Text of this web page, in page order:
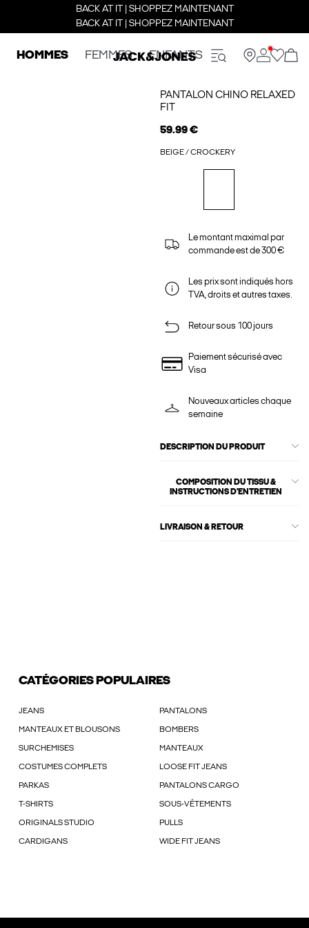
BACK AT IT | SHOPPEZ MAINTENANT
BACK AT IT | SHOPPEZ MAINTENANT
HOMMES FEMMES ENFANTS
PANTALON CHINO RELAXED
FIT
59.99 €
BEIGE / CROCKERY
Le montant maximal par
commande est de 300 €
Les prix sont indiqués hors
TVA, droits et autres taxes.
Retour sous 100 jours
Paiement sécurisé avec
Visa
Nouveaux articles chaque
semaine
DESCRIPTION DU PRODUIT
COMPOSITION DU TISSU &
INSTRUCTIONS D'ENTRETIEN
LIVRAISON & RETOUR
CATÉGORIES POPULAIRES
JEANS PANTALONS
MANTEAUX ET BLOUSONS BOMBERS
SURCHEMISES MANTEAUX
COSTUMES COMPLETS LOOSE FIT JEANS
PARKAS PANTALONS CARGO
T-SHIRTS SOUS-VÊTEMENTS
ORIGINALS STUDIO PULLS
CARDIGANS WIDE FIT JEANS